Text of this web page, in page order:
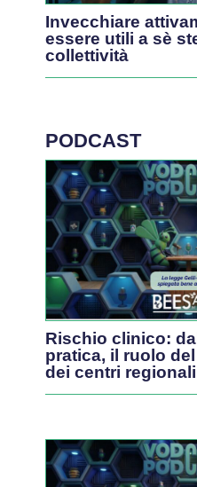
Invecchiare
essere utili a sè
collettività
PODCAST
Rischio clinico:
pratica, il ruolo
dei centri regionali